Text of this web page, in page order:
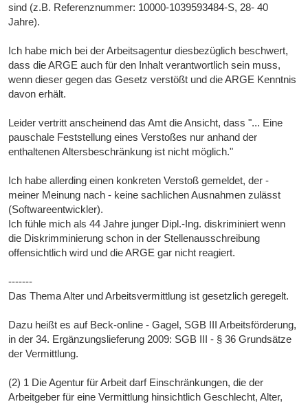
sind (z.B. Referenznummer: 10000-1039593484-S, 28- 40
Jahre).
Ich habe mich bei der Arbeitsagentur diesbezüglich beschwert,
dass die ARGE auch für den Inhalt verantwortlich sein muss,
wenn dieser gegen das Gesetz verstößt und die ARGE Kenntnis
davon erhält.
Leider vertritt anscheinend das Amt die Ansicht, dass "... Eine
pauschale Feststellung eines Verstoßes nur anhand der
enthaltenen Altersbeschränkung ist nicht möglich."
Ich habe allerding einen konkreten Verstoß gemeldet, der -
meiner Meinung nach - keine sachlichen Ausnahmen zulässt
(Softwareentwickler).
Ich fühle mich als 44 Jahre junger Dipl.-Ing. diskriminiert wenn
die Diskrimminierung schon in der Stellenausschreibung
offensichtlich wird und die ARGE gar nicht reagiert.
-------
Das Thema Alter und Arbeitsvermittlung ist gesetzlich geregelt.
Dazu heißt es auf Beck-online - Gagel, SGB III Arbeitsförderung,
in der 34. Ergänzungslieferung 2009: SGB III - § 36 Grundsätze
der Vermittlung.
(2) 1 Die Agentur für Arbeit darf Einschränkungen, die der
Arbeitgeber für eine Vermittlung hinsichtlich Geschlecht, Alter,